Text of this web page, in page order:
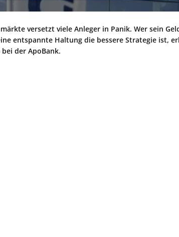
versetzt viele Anleger in Panik. Wer sein
entspannte Haltung die bessere Strategie ist,
der ApoBank.